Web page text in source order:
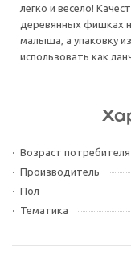
легко и весело!
деревянных фишках
малыша, а упаковку
использовать как
Возраст потребителя
Производитель
Пол
Тематика